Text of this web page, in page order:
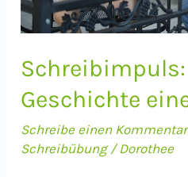
Geschichte
Schreibe einen Kommentar
Schreibübung/Dorothee